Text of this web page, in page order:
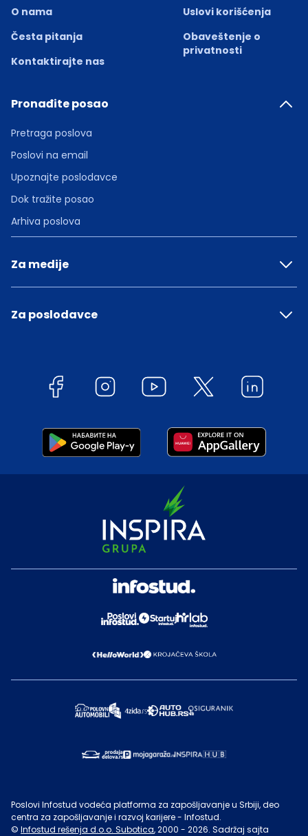
O nama
Česta pitanja
Kontaktirajte nas
Uslovi korišćenja
Obaveštenje o
privatnosti
Pronađite posao
Pretraga poslova
Poslovi na email
Upoznajte poslodavce
Dok tražite posao
Arhiva poslova
Za medije
Za poslodavce
Poslovi Infostud vodeća platforma za zapošljavanje u Srbiji, deo
centra za zapošljavanje i razvoj karijere - Infostud.
© Infostud rešenja d.o.o. Subotica, 2000 - 2026. Sadržaj sajta